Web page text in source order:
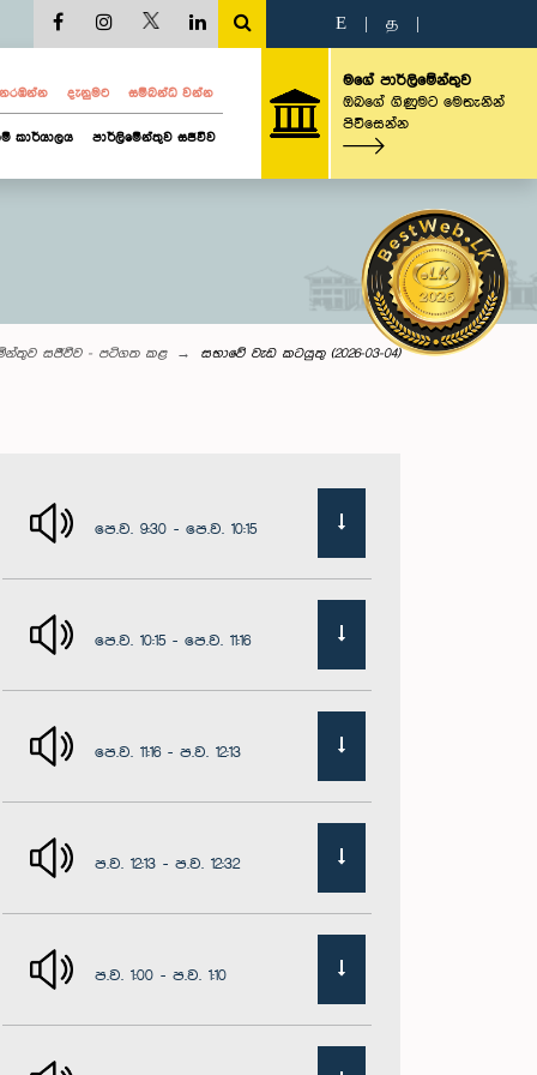
E த
දැනුමට සම්බන්ධ වන්න
කාර්යාලය පාර්ලිමේන්තුව සජීවීව
මගේ පාර්ලිමේන්තුව
ඔබගේ ගිණුමට මෙතැනින්
පිවිසෙන්න
සජීවීව - පටිගත කළ සභාවේ වැඩ කටයුතු (2026-03-04)
පෙ.ව. 9:30 - පෙ.ව. 10:15
පෙ.ව. 10:15 - පෙ.ව. 11:16
පෙ.ව. 11:16 - ප.ව. 12:13
ප.ව. 12:13 - ප.ව. 12:32
ප.ව. 1:00 - ප.ව. 1:10